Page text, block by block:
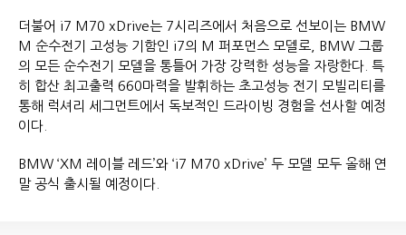
더불어 i7 M70 xDrive는 7시리즈에서 처음으로 선보이는 BMW
M 순수전기 고성능 기함인 i7의 M 퍼포먼스 모델로, BMW 그룹
의 모든 순수전기 모델을 통틀어 가장 강력한 성능을 자랑한다. 특
히 합산 최고출력 660마력을 발휘하는 초고성능 전기 모빌리티를
통해 럭셔리 세그먼트에서 독보적인 드라이빙 경험을 선사할 예정
이다.
BMW ‘XM 레이블 레드’와 ‘i7 M70 xDrive’ 두 모델 모두 올해 연
말 공식 출시될 예정이다.